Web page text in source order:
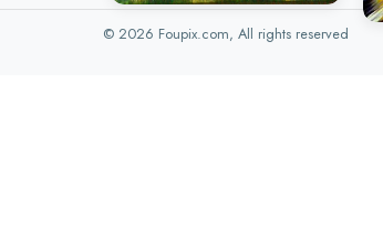
© 2026 Foupix.com, All rights reserved